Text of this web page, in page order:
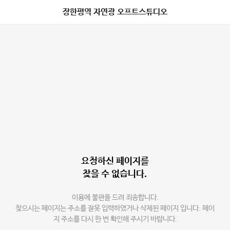
장한평역 자연광 오프트스튜디오
요청하신 페이지를
찾을 수 없습니다.
이용에 불편을 드려 죄송합니다.
찾으시는 페이지는 주소를 잘못 입력하였거나 삭제된 페이지 입니다. 페이
지 주소를 다시 한 번 확인해 주시기 바랍니다.